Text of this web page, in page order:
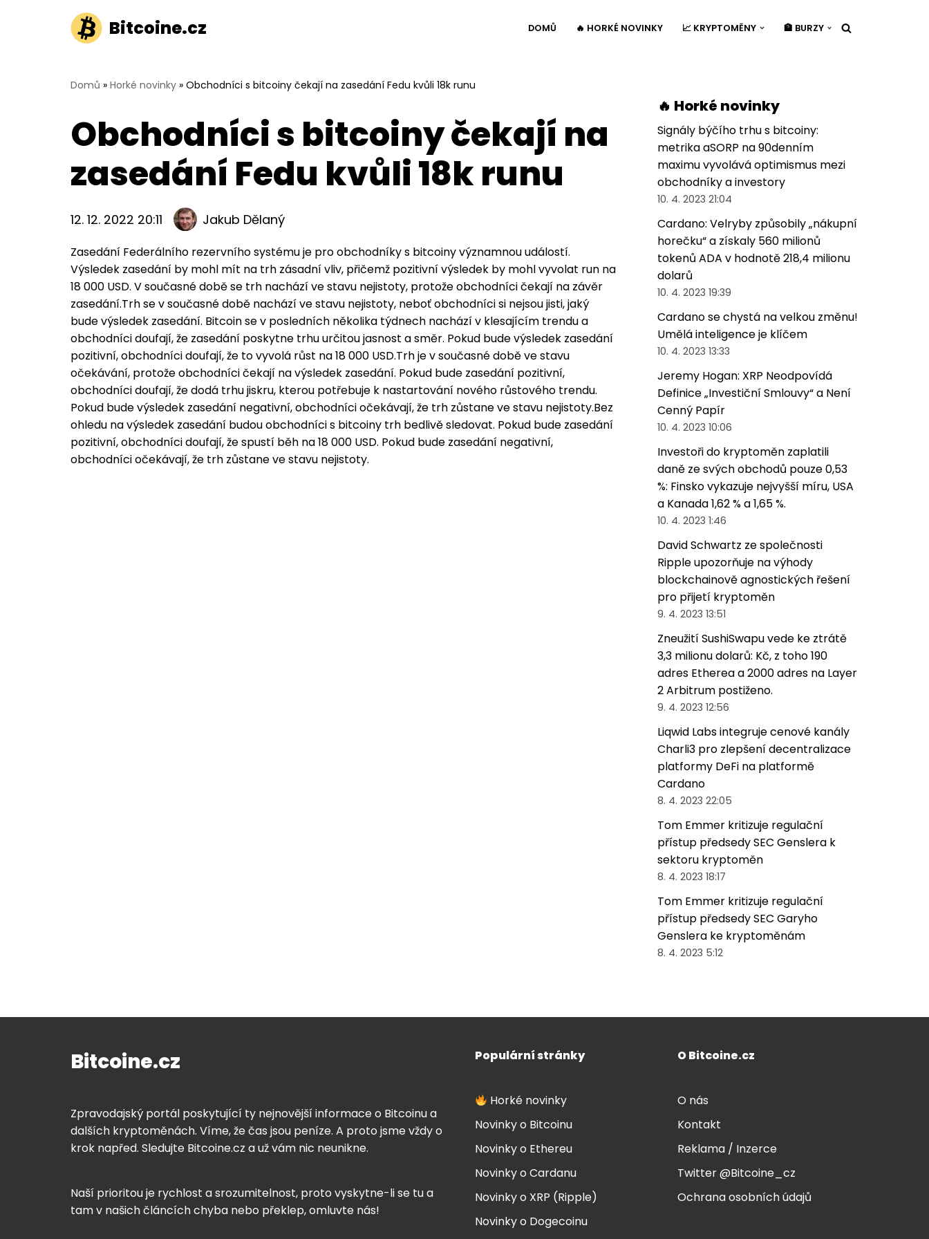
Bitcoine.cz DOMŮ 🔥 HORKÉ NOVINKY 📈 KRYPTOMĚNY 🏦 BURZY
Domů » Horké novinky » Obchodníci s bitcoiny čekají na zasedání Fedu kvůli 18k runu
Obchodníci s bitcoiny čekají na
zasedání Fedu kvůli 18k runu
12. 12. 2022 20:11 Jakub Dělaný
Zasedání Federálního rezervního systému je pro obchodníky s bitcoiny významnou událostí.
Výsledek zasedání by mohl mít na trh zásadní vliv, přičemž pozitivní výsledek by mohl vyvolat run na
18 000 USD. V současné době se trh nachází ve stavu nejistoty, protože obchodníci čekají na závěr
zasedání.Trh se v současné době nachází ve stavu nejistoty, neboť obchodníci si nejsou jisti, jaký
bude výsledek zasedání. Bitcoin se v posledních několika týdnech nachází v klesajícím trendu a
obchodníci doufají, že zasedání poskytne trhu určitou jasnost a směr. Pokud bude výsledek zasedání
pozitivní, obchodníci doufají, že to vyvolá růst na 18 000 USD.Trh je v současné době ve stavu
očekávání, protože obchodníci čekají na výsledek zasedání. Pokud bude zasedání pozitivní,
obchodníci doufají, že dodá trhu jiskru, kterou potřebuje k nastartování nového růstového trendu.
Pokud bude výsledek zasedání negativní, obchodníci očekávají, že trh zůstane ve stavu nejistoty.Bez
ohledu na výsledek zasedání budou obchodníci s bitcoiny trh bedlivě sledovat. Pokud bude zasedání
pozitivní, obchodníci doufají, že spustí běh na 18 000 USD. Pokud bude zasedání negativní,
obchodníci očekávají, že trh zůstane ve stavu nejistoty.
🔥 Horké novinky
Signály býčího trhu s bitcoiny:
metrika aSORP na 90denním
maximu vyvolává optimismus mezi
obchodníky a investory
10. 4. 2023 21:04
Cardano: Velryby způsobily „nákupní
horečku“ a získaly 560 milionů
tokenů ADA v hodnotě 218,4 milionu
dolarů
10. 4. 2023 19:39
Cardano se chystá na velkou změnu!
Umělá inteligence je klíčem
10. 4. 2023 13:33
Jeremy Hogan: XRP Neodpovídá
Definice „Investiční Smlouvy“ a Není
Cenný Papír
10. 4. 2023 10:06
Investoři do kryptoměn zaplatili
daně ze svých obchodů pouze 0,53
%: Finsko vykazuje nejvyšší míru, USA
a Kanada 1,62 % a 1,65 %.
10. 4. 2023 1:46
David Schwartz ze společnosti
Ripple upozorňuje na výhody
blockchainově agnostických řešení
pro přijetí kryptoměn
9. 4. 2023 13:51
Zneužití SushiSwapu vede ke ztrátě
3,3 milionu dolarů: Kč, z toho 190
adres Etherea a 2000 adres na Layer
2 Arbitrum postiženo.
9. 4. 2023 12:56
Liqwid Labs integruje cenové kanály
Charli3 pro zlepšení decentralizace
platformy DeFi na platformě
Cardano
8. 4. 2023 22:05
Tom Emmer kritizuje regulační
přístup předsedy SEC Genslera k
sektoru kryptoměn
8. 4. 2023 18:17
Tom Emmer kritizuje regulační
přístup předsedy SEC Garyho
Genslera ke kryptoměnám
8. 4. 2023 5:12
Bitcoine.cz
Zpravodajský portál poskytující ty nejnovější informace o Bitcoinu a
dalších kryptoměnách. Víme, že čas jsou peníze. A proto jsme vždy o
krok napřed. Sledujte Bitcoine.cz a už vám nic neunikne.
Naší prioritou je rychlost a srozumitelnost, proto vyskytne-li se tu a
tam v našich článcích chyba nebo překlep, omluvte nás!
Populární stránky
Horké novinky
Novinky o Bitcoinu
Novinky o Ethereu
Novinky o Cardanu
Novinky o XRP (Ripple)
Novinky o Dogecoinu
O Bitcoine.cz
O nás
Kontakt
Reklama / Inzerce
Twitter @Bitcoine_cz
Ochrana osobních údajů